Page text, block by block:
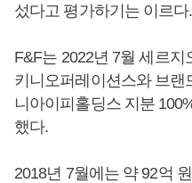
섰다고 평가하기는 이르다.
F&F는 2022년 7월 세르
키니오퍼레이션스와 브랜
니아이피홀딩스 지분
했다.
2018년 7월에는 약 92억